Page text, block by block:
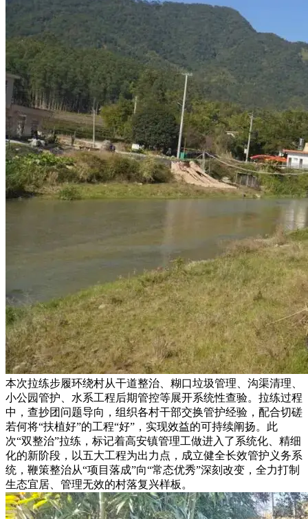
本次拉练步履环绕村从干道整治、糊口垃圾管理、沟渠清理、
小公园管护、水系工程后期管控等展开系统性查验。拉练过程
中，查抄团问题导向，组织各村干部交换管护经验，配合切磋
若何将“扶植好”的工程“好”，实现效益的可持续阐扬。此
次“双整治”拉练，标记着高安镇管理工做进入了系统化、精细
化的新阶段，以五大工程为出力点，成立健全长效管护义务系
统，鞭策整治从“项目落成”向“常态优秀”深刻改变，全力打制
生态宜居、管理无效的村落复兴样板。